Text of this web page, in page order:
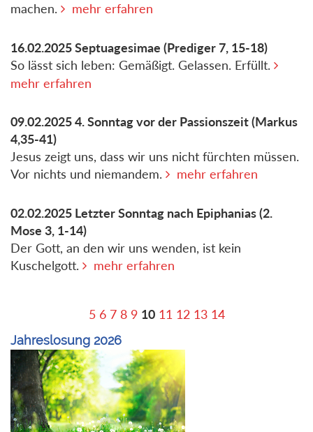
machen.
mehr erfahren
16.02.2025Septuagesimae (Prediger 7, 15-18)
So lässt sich leben: Gemäßigt. Gelassen. Erfüllt.
mehr erfahren
09.02.20254. Sonntag vor der Passionszeit(Markus
4,35-41)
Jesus zeigt uns, dass wir uns nicht fürchten müssen.
Vor nichts und niemandem.
mehr erfahren
02.02.2025 Letzter Sonntag nach Epiphanias(2.
Mose 3, 1-14)
Der Gott, an den wir uns wenden, ist kein
Kuschelgott.
mehr erfahren
5 6 7 8 9 10 11 12 13 14
Jahreslosung 2026